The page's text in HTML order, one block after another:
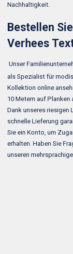
Nachhaltigkeit.
Bestellen
Verhees
Unser
als Spezialist für
Kollektion online
10 Metern auf Planken
Dank unseres riesigen
schnelle Lieferung
Sie ein Konto, um
erhalten. Haben Sie
unseren